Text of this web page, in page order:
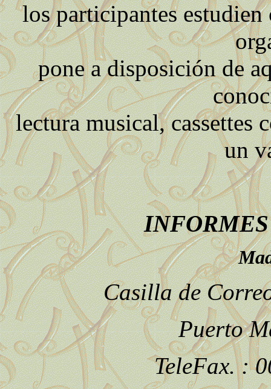
los participantes
pone a disposición de
lectura musical, cassettes
un
Casilla de
Puerto
TeleFax. :